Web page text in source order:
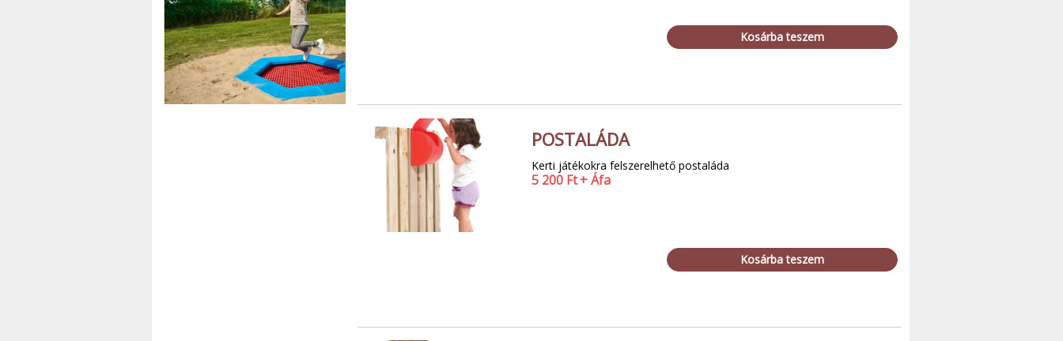
Kosárba teszem
POSTALÁDA
Kerti játékokra felszerelhető postaláda
5 200 Ft+ Áfa
Kosárba teszem